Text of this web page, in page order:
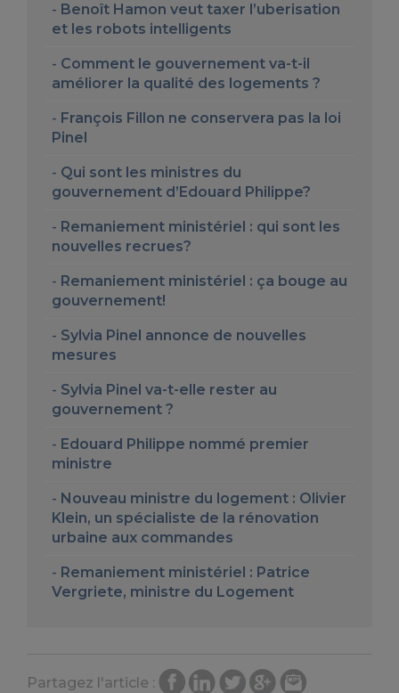
Benoît Hamon veut taxer l’uberisation
et les robots intelligents
Comment le gouvernement va-t-il
améliorer la qualité des logements ?
François Fillon ne conservera pas la loi
Pinel
Qui sont les ministres du
gouvernement d’Edouard Philippe?
Remaniement ministériel : qui sont les
nouvelles recrues?
Remaniement ministériel : ça bouge au
gouvernement!
Sylvia Pinel annonce de nouvelles
mesures
Sylvia Pinel va-t-elle rester au
gouvernement ?
Edouard Philippe nommé premier
ministre
Nouveau ministre du logement : Olivier
Klein, un spécialiste de la rénovation
urbaine aux commandes
Remaniement ministériel : Patrice
Vergriete, ministre du Logement
Partagez l'article :